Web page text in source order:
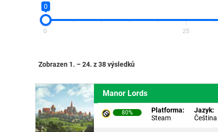
0
0 25
Zobrazen 1. – 24. z 38 výsledků
Manor Lords
80%
Platforma:
Steam
Jazyk:
Čeština